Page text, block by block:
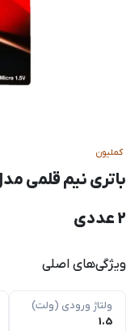
کملیون
2 عددی
ویژگی‌های اصلی
ولتاژ ورودی (ولت)
1.5